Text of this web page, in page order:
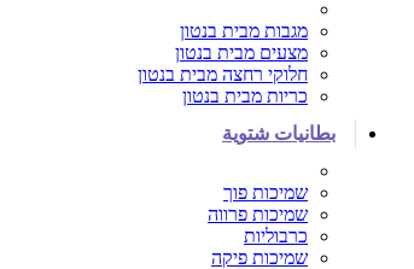
מגבות מבית בנטון
מצעים מבית בנטון
חלוקי רחצה מבית בנטון
כריות מבית בנטון
بطانيات شتوية
שמיכות פוך
שמיכות פרווה
כרבוליות
שמיכות פיקה